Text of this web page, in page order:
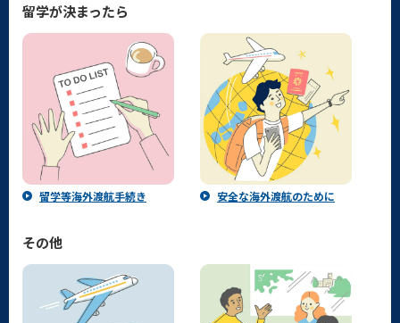
留学が決まったら
留学等海外渡航手続き 安全な海外渡航のために
その他